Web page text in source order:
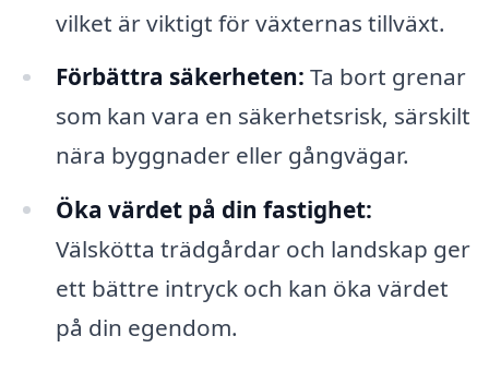
vilket är viktigt för växternas tillväxt.
Förbättra säkerheten: Ta bort grenar
som kan vara en säkerhetsrisk, särskilt
nära byggnader eller gångvägar.
Öka värdet på din fastighet:
Välskötta trädgårdar och landskap ger
ett bättre intryck och kan öka värdet
på din egendom.